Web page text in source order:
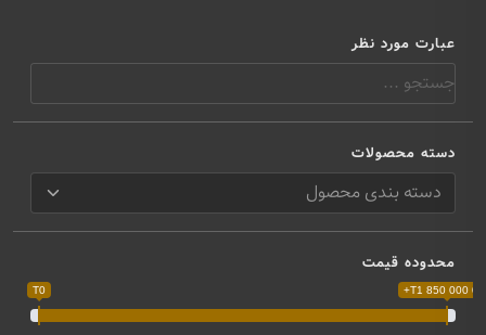
عبارت مورد نظر
دسته محصولات
محدوده قیمت
T0 T1 850 000